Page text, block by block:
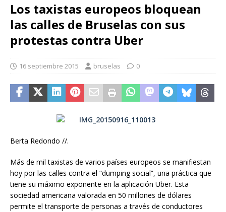
Los taxistas europeos bloquean
las calles de Bruselas con sus
protestas contra Uber
16 septiembre 2015 bruselas 0
Berta Redondo //.
Más de mil taxistas de varios países europeos se manifiestan
hoy por las calles contra el “dumping social”, una práctica que
tiene su máximo exponente en la aplicación Uber. Esta
sociedad americana valorada en 50 millones de dólares
permite el transporte de personas a través de conductores